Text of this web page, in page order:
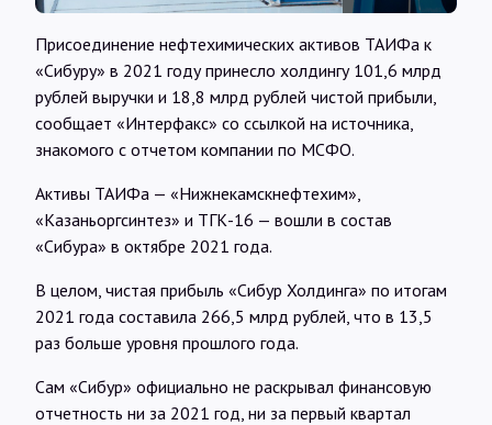
О нас
@Infotek_Russia
Присоединение нефтехимических активов ТАИФа к
«Сибуру» в 2021 году принесло холдингу 101,6 млрд
рублей выручки и 18,8 млрд рублей чистой прибыли,
сообщает «Интерфакс» со ссылкой на источника,
знакомого с отчетом компании по МСФО.
Активы ТАИФа — «Нижнекамскнефтехим»,
«Казаньоргсинтез» и ТГК-16 — вошли в состав
«Сибура» в октябре 2021 года.
В целом, чистая прибыль «Сибур Холдинга» по итогам
2021 года составила 266,5 млрд рублей, что в 13,5
раз больше уровня прошлого года.
Сам «Сибур» официально не раскрывал финансовую
отчетность ни за 2021 год, ни за первый квартал